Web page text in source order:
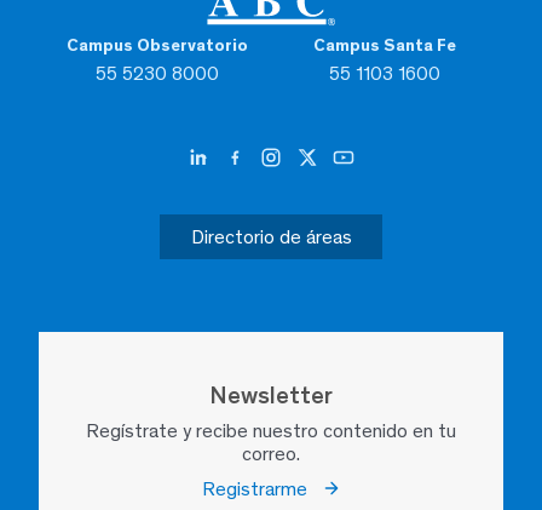
Campus Observatorio
55 5230 8000
Campus Santa Fe
55 1103 1600
Directorio de áreas
Newsletter
Regístrate y recibe nuestro contenido en tu
correo.
Registrarme